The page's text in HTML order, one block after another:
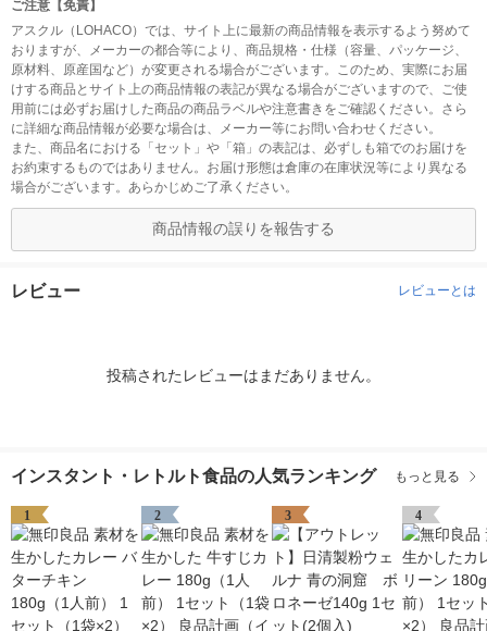
ご注意【免責】
アスクル（LOHACO）では、サイト上に最新の商品情報を表示するよう努めて
おりますが、メーカーの都合等により、商品規格・仕様（容量、パッケージ、
原材料、原産国など）が変更される場合がございます。このため、実際にお届
けする商品とサイト上の商品情報の表記が異なる場合がございますので、ご使
用前には必ずお届けした商品の商品ラベルや注意書きをご確認ください。さら
に詳細な商品情報が必要な場合は、メーカー等にお問い合わせください。
また、商品名における「セット」や「箱」の表記は、必ずしも箱でのお届けを
お約束するものではありません。お届け形態は倉庫の在庫状況等により異なる
場合がございます。あらかじめご了承ください。
商品情報の誤りを報告する
レビュー レビューとは
投稿されたレビューはまだありません。
インスタント・レトルト食品の人気ランキング もっと見る
1 2 3 4